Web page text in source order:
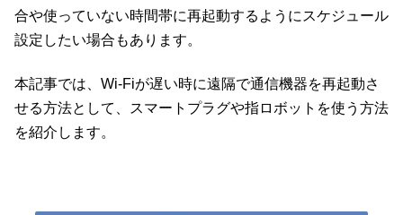
合や使っていない時間帯に再起動するようにスケジュール
設定したい場合もあります。
本記事では、Wi-Fiが遅い時に遠隔で通信機器を再起動さ
せる方法として、スマートプラグや指ロボットを使う方法
を紹介します。